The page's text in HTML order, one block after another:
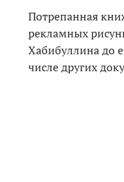
Потрепанная
рекламных
Хабибуллина до
числе других